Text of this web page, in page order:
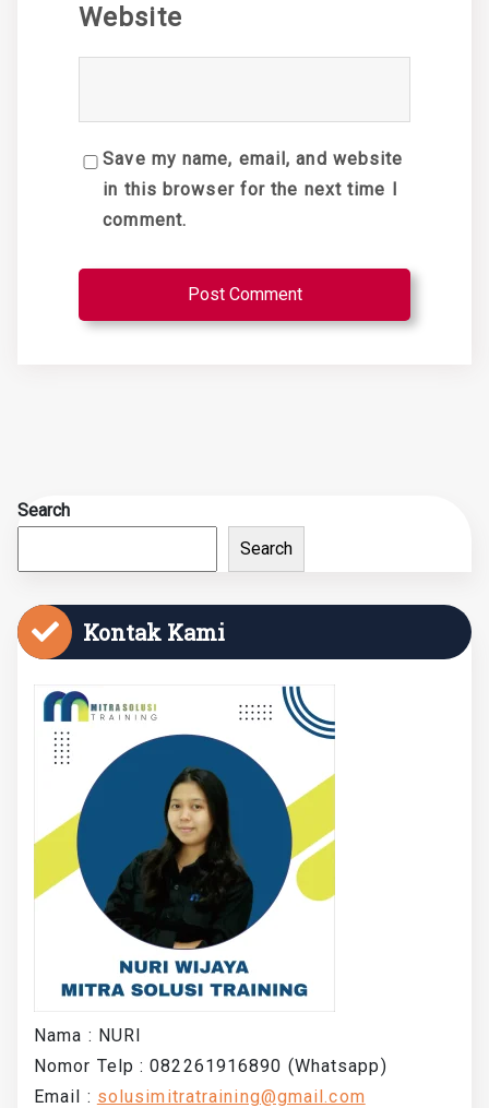
Website
Save my name, email, and website
in this browser for the next time I
comment.
Search
Search
Kontak Kami
Nama : NURI
Nomor Telp : 082261916890 (Whatsapp)
Email : solusimitratraining@gmail.com